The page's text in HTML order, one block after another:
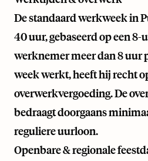
De standaard werkweek in
40 uur, gebaseerd op een 8-
werknemer meer dan 8 uur
week werkt, heeft hij recht
overwerkvergoeding. De
bedraagt doorgaans
reguliere uurloon.
Openbare & regionale